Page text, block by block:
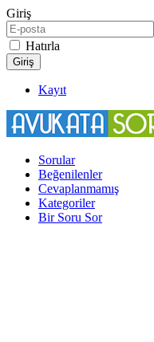
Giriş
Hatırla
Kayıt
Sorular
Beğenilenler
Cevaplanmamış
Kategoriler
Bir Soru Sor